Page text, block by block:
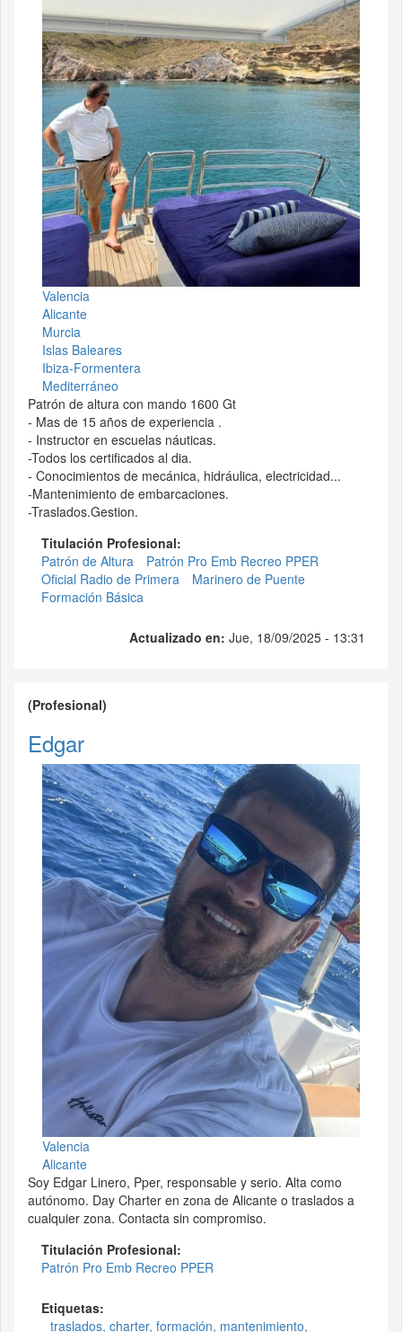
Valencia
Alicante
Murcia
Islas Baleares
Ibiza-Formentera
Mediterráneo
Patrón de altura con mando 1600 Gt
- Mas de 15 años de experiencia .
- Instructor en escuelas náuticas.
-Todos los certificados al dia.
- Conocimientos de mecánica, hidráulica, electricidad...
-Mantenimiento de embarcaciones.
-Traslados.Gestion.
Titulación Profesional:
Patrón de Altura
Patrón Pro Emb Recreo PPER
Oficial Radio de Primera
Marinero de Puente
Formación Básica
Actualizado en: Jue, 18/09/2025 - 13:31
(Profesional)
Edgar
Valencia
Alicante
Soy Edgar Linero, Pper, responsable y serio. Alta como
autónomo. Day Charter en zona de Alicante o traslados a
cualquier zona. Contacta sin compromiso.
Titulación Profesional:
Patrón Pro Emb Recreo PPER
Etiquetas:
traslados, charter, formación, mantenimiento,